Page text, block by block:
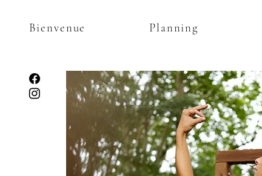
Bienvenue Planning